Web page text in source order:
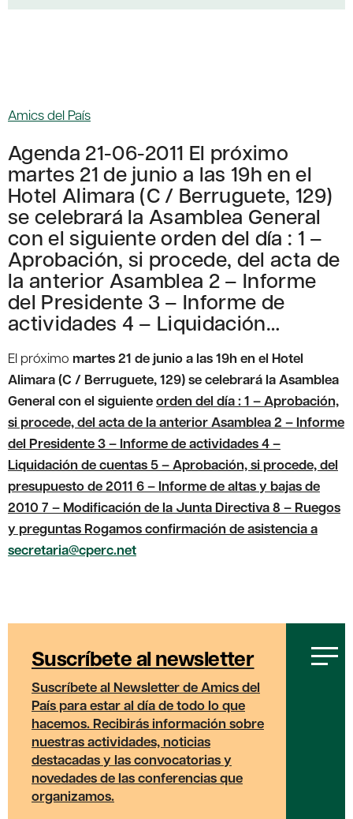
Amics del País
Agenda 21-06-2011 El próximo
martes 21 de junio a las 19h en el
Hotel Alimara (C / Berruguete, 129)
se celebrará la Asamblea General
con el siguiente orden del día : 1 –
Aprobación, si procede, del acta de
la anterior Asamblea 2 – Informe
del Presidente 3 – Informe de
actividades 4 – Liquidación…
El próximo martes 21 de junio a las 19h en el Hotel
Alimara (C / Berruguete, 129)se celebrará la Asamblea
General con el siguienteorden del día: 1 – Aprobación,
si procede, del acta de la anterior Asamblea 2 – Informe
del Presidente 3 – Informe de actividades 4 –
Liquidación de cuentas 5 – Aprobación, si procede, del
presupuesto de 2011 6 – Informe de altas y bajas de
2010 7 – Modificación de la Junta Directiva 8 – Ruegos
y preguntas Rogamos confirmación de asistencia a
secretaria@cperc.net
Suscríbete al newsletter
Suscríbete al Newsletter de Amics del
País para estar al día de todo lo que
hacemos. Recibirás información sobre
nuestras actividades, noticias
destacadas y las convocatorias y
novedades de las conferencias que
organizamos.